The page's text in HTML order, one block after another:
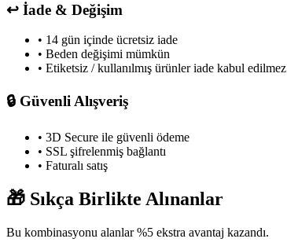
↩️ İade & Değişim
• 14 gün içinde ücretsiz iade
• Beden değişimi mümkün
• Etiketsiz / kullanılmış ürünler iade kabul edilmez
🔒 Güvenli Alışveriş
• 3D Secure ile güvenli ödeme
• SSL şifrelenmiş bağlantı
• Faturalı satış
🎁 Sıkça Birlikte Alınanlar
Bu kombinasyonu alanlar %5 ekstra avantaj kazandı.